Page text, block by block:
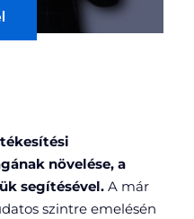
növelése, a
segítésével. A már
szintre emelésén